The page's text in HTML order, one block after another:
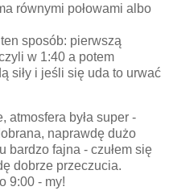
równymi połowami albo
sposób: pierwszą
w 1:40 a potem
siły i jeśli się uda to urwać
atmosfera była super -
naprawdę dużo
bardzo fajna - czułem się
dobrze przeczucia.
9:00 - my!